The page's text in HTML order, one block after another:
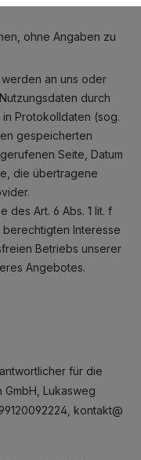
ohne Angaben zu
an uns oder
durch
Protokolldaten (sog.
gespeicherten
Seite, Datum
die übertragene
des Art. 6 Abs. 1 lit. f
Interesse
Betriebs unserer
Angebotes.
für die
Lukasweg
kontakt@